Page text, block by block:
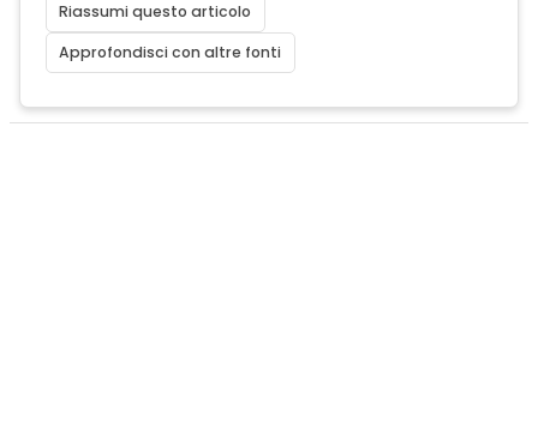
Riassumi questo articolo
Approfondisci con altre fonti